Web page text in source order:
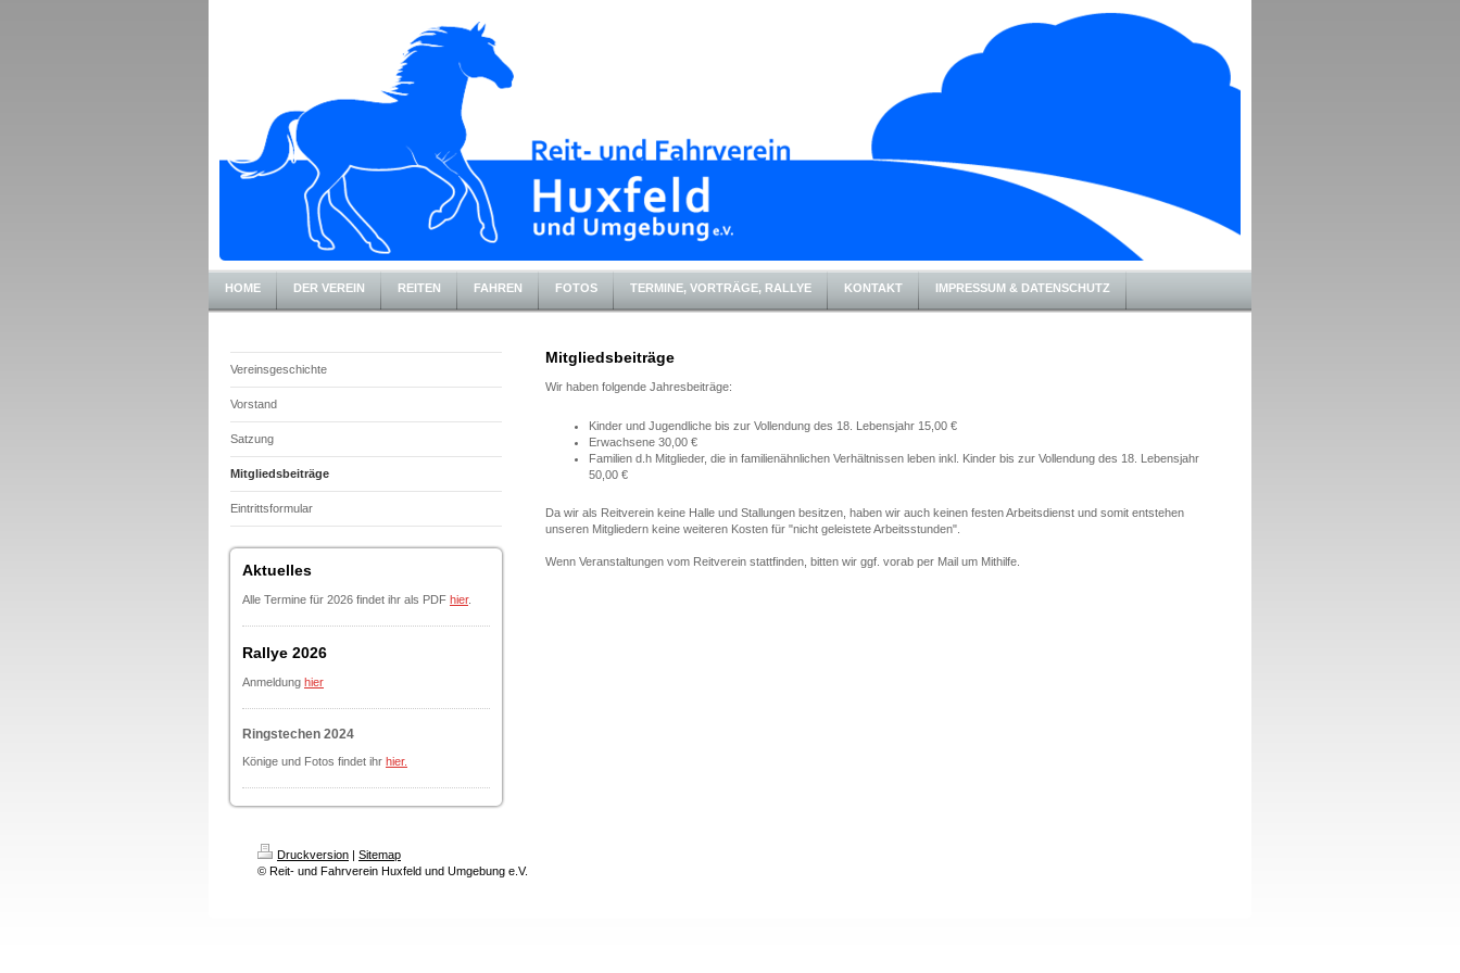
HOME DER VEREIN REITEN FAHREN FOTOS TERMINE, VORTRÄGE, RALLYE KONTAKT IMPRESSUM & DATENSCHUTZ
Vereinsgeschichte
Vorstand
Satzung
Mitgliedsbeiträge
Eintrittsformular
Aktuelles
Alle Termine für 2026 findet ihr als PDF hier.
Rallye 2026
Anmeldung hier
Ringstechen 2024
Könige und Fotos findet ihr hier.
Mitgliedsbeiträge
Wir haben folgende Jahresbeiträge:
Kinder und Jugendliche bis zur Vollendung des 18. Lebensjahr 15,00 €
Erwachsene 30,00 €
Familien d.h Mitglieder, die in familienähnlichen Verhältnissen leben inkl. Kinder bis zur Vollendung des 18. Lebensjahr
50,00 €
Da wir als Reitverein keine Halle und Stallungen besitzen, haben wir auch keinen festen Arbeitsdienst und somit entstehen
unseren Mitgliedern keine weiteren Kosten für "nicht geleistete Arbeitsstunden".
Wenn Veranstaltungen vom Reitverein stattfinden, bitten wir ggf. vorab per Mail um Mithilfe.
Druckversion | Sitemap
© Reit- und Fahrverein Huxfeld und Umgebung e.V.